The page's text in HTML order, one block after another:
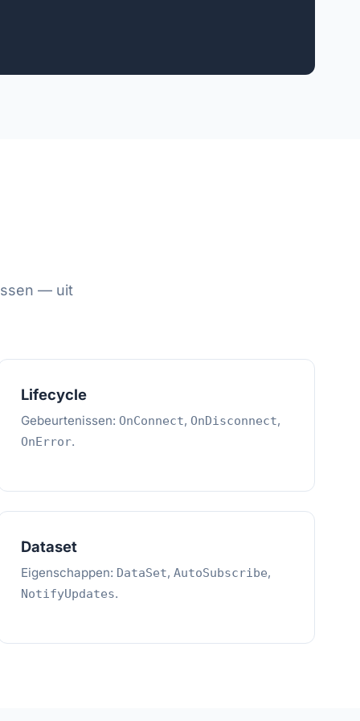
— uit
Lifecycle
Gebeurtenissen: OnConnect, OnDisconnect,
OnError.
Dataset
Eigenschappen: DataSet,AutoSubscribe,
NotifyUpdates.